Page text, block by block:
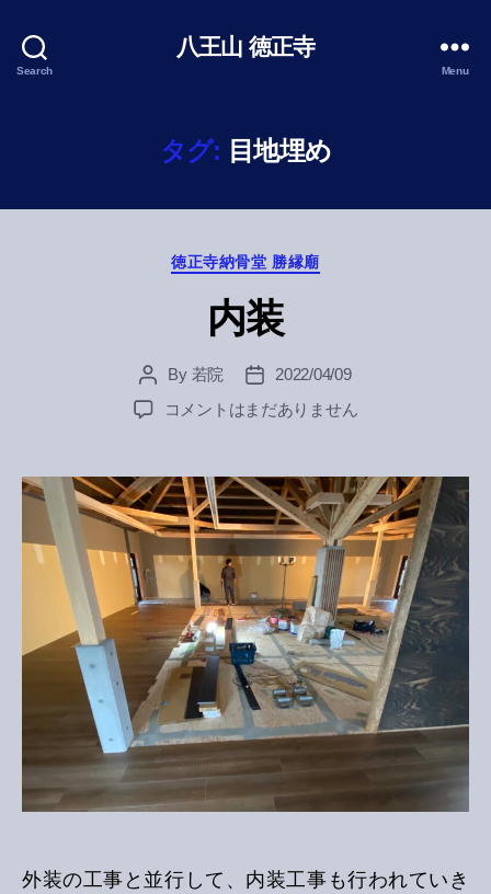
Search
八王山 徳正寺
Menu
タグ: 目地埋め
Categories
徳正寺納骨堂 勝縁廟
内装
Post
author
By 若院
Post
date
2022/04/09
内
の
コメントはまだありません
外装の工事と並行して、内装工事も行われていき